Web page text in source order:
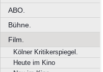
ABO.
Bühne.
Film.
Kölner Kritikerspiegel.
Heute im Kino